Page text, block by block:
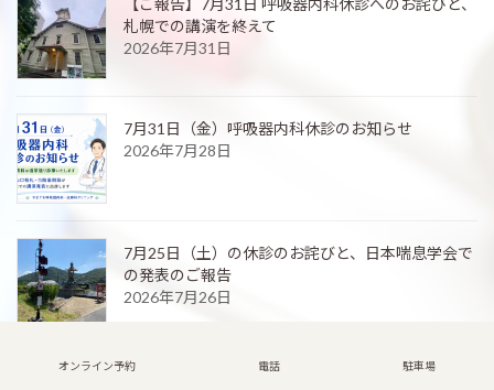
【ご報告】7月31日 呼吸器内科休診へのお詫びと、
札幌での講演を終えて
2026年7月31日
7月31日（金）呼吸器内科休診のお知らせ
2026年7月28日
7月25日（土）の休診のお詫びと、日本喘息学会で
の発表のご報告
2026年7月26日
オンライン予約 電話 駐車場